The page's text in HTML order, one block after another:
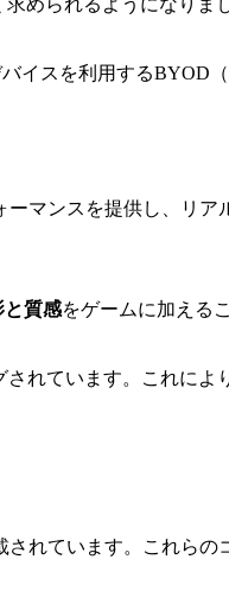
められるようになりま
スを利用するBYOD（
マンスを提供し、リア
と質感をゲームに加える
れています。これによ
されています。これらの